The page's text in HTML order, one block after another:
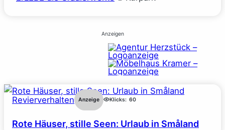
Anzeigen
Revierverhalten Anzeige Klicks: 60
Rote Häuser, stille Seen: Urlaub in Småland